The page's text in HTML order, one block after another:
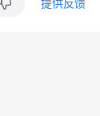
提供反馈